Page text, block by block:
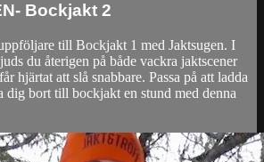
Bockjakt 2
till Bockjakt 1 med Jaktsugen. I
du återigen på både vackra jaktscener
hjärtat att slå snabbare. Passa på att ladda
dig bort till bockjakt en stund med denna